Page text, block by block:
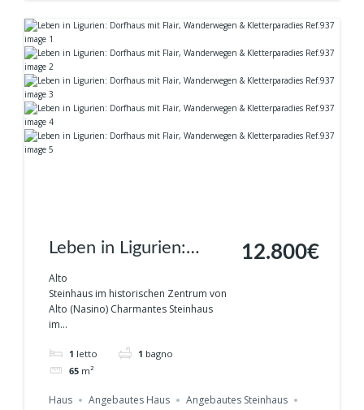
Leben in Ligurien:
Dorfhaus mit Flair,
Wanderwegen &
Kletterparadies
Ref.937
Alto
Steinhaus im historischen Zentrum von
Alto (Nasino) Charmantes Steinhaus
im...
1 letto 1 bagno
65 m²
12.800€
Haus Angebautes Haus
Angebautes Steinhaus